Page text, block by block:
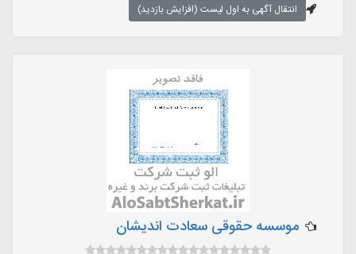
انتقال آگهی به اول لیست (افزایش بازدید)
موسسه حقوقی سعادت اندیشان